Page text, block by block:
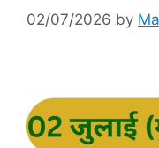
02/07/2026 by